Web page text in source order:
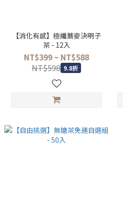
【消化有感】極纖蕎麥決明子
茶 - 12入
NT$399 ~ NT$588
NT$598 9.8折